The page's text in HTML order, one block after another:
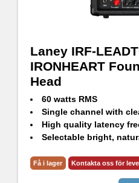
Laney IRF-
IRONHEART
Head
60 watts RMS
Single channel with
High quality latency free
Selectable bright,
Input pre-boost level and
Få i lager Kontakta oss för